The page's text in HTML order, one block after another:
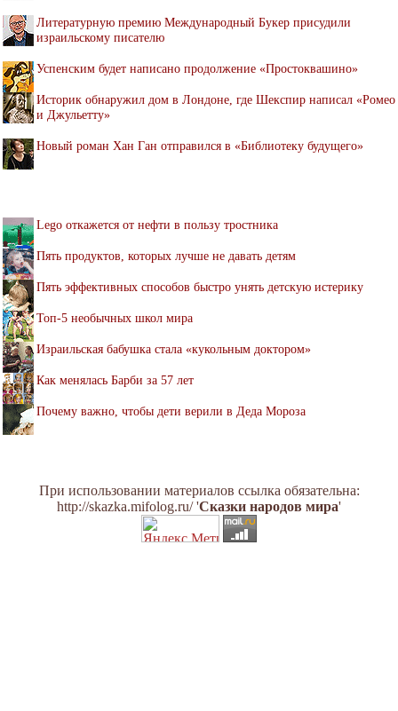
Литературную премию Международный Букер присудили
израильскому писателю
Успенским будет написано продолжение «Простоквашино»
Историк обнаружил дом в Лондоне, где Шекспир написал «Ромео
и Джульетту»
Новый роман Хан Ган отправился в «Библиотеку будущего»
Lego откажется от нефти в пользу тростника
Пять продуктов, которых лучше не давать детям
Пять эффективных способов быстро унять детскую истерику
Топ-5 необычных школ мира
Израильская бабушка стала «кукольным доктором»
Как менялась Барби за 57 лет
Почему важно, чтобы дети верили в Деда Мороза
При использовании материалов ссылка обязательна:
http://skazka.mifolog.ru/ 'Сказки народов мира'